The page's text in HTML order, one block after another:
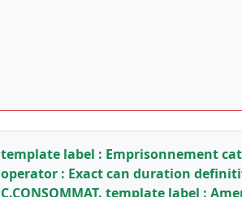
template label : Emprisonnement
operator : Exact can duration
C.CONSOMMAT. template label :